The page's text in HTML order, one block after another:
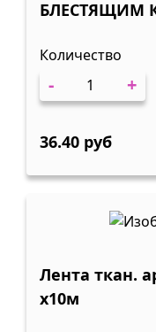
БЛЕСТЯЩИМ
Количество
- +
36.40 руб
Лента ткан.
х10м